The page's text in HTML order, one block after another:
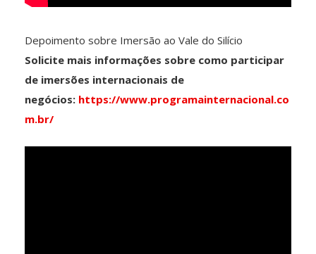
Depoimento sobre Imersão ao Vale do Silício
Solicite mais informações sobre como participar
de imersões internacionais de
negócios: https://www.programainternacional.co
m.br/